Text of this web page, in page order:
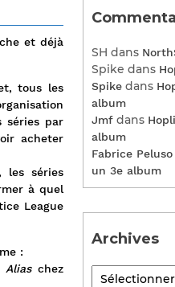
et déjà
tous les
séries par
acheter
séries
à quel
League
:
Aliaschez
SH dans
Spike dans
Spike dans
album
Jmf dans
album
Fabrice Peluso
un 3e album
Archives